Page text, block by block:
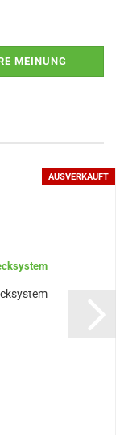
MEINUNG
AUSVERKAUFT